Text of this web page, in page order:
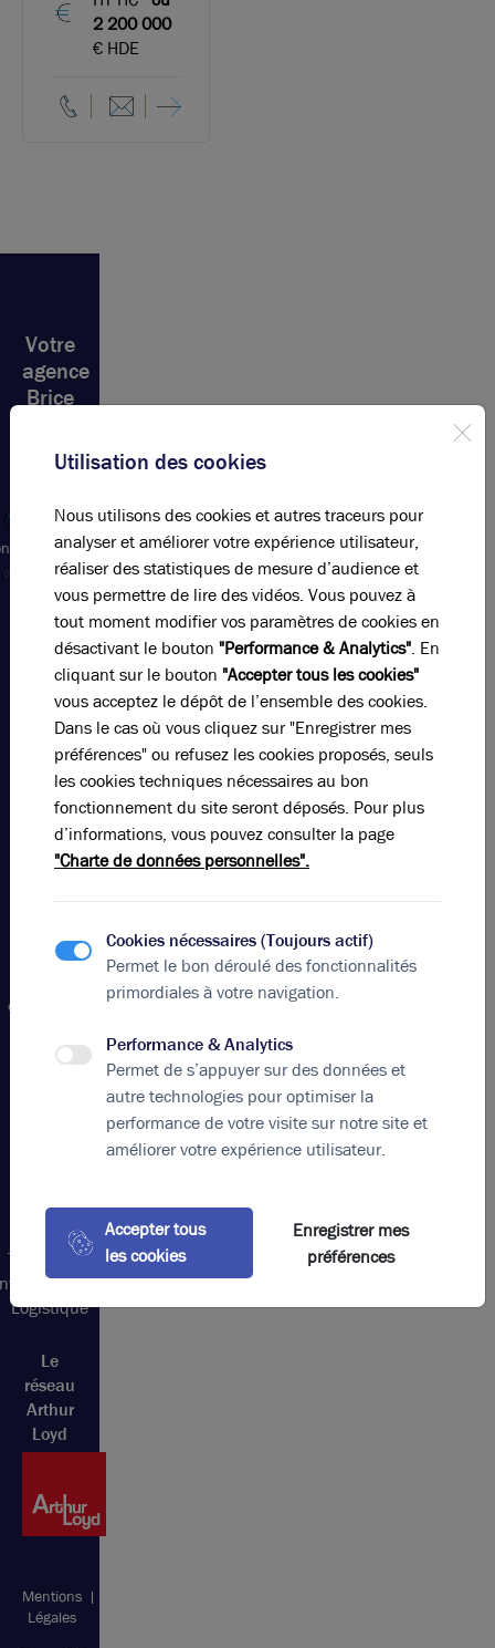
2 200 000
€ HDE
Votre
agence
Brice
Arthur
Loyd
Appeler
15 rue
Bossuet,
69006
France
Nos
offres
Location
bureaux
Grand
Est Lyon
Vente
d'activités
Lyon
commerces
de Lyon
Conseils
Evaluation
Transaction
Logistique
Le
réseau
Arthur
Loyd
Mentions
Légales
Utilisation des cookies
Nous utilisons des cookies et autres traceurs pour
analyser et améliorer votre expérience utilisateur,
réaliser des statistiques de mesure d’audience et
vous permettre de lire des vidéos. Vous pouvez à
tout moment modifier vos paramètres de cookies en
désactivant le bouton "Performance & Analytics". En
cliquant sur le bouton "Accepter tous les cookies"
vous acceptez le dépôt de l’ensemble des cookies.
Dans le cas où vous cliquez sur "Enregistrer mes
préférences" ou refusez les cookies proposés, seuls
les cookies techniques nécessaires au bon
fonctionnement du site seront déposés. Pour plus
d’informations, vous pouvez consulter la page
"Charte de données personnelles".
Cookies nécessaires (Toujours actif)
Permet le bon déroulé des fonctionnalités
primordiales à votre navigation.
Performance & Analytics
Permet de s’appuyer sur des données et
autre technologies pour optimiser la
performance de votre visite sur notre site et
améliorer votre expérience utilisateur.
Accepter tous
les cookies
Enregistrer mes
préférences